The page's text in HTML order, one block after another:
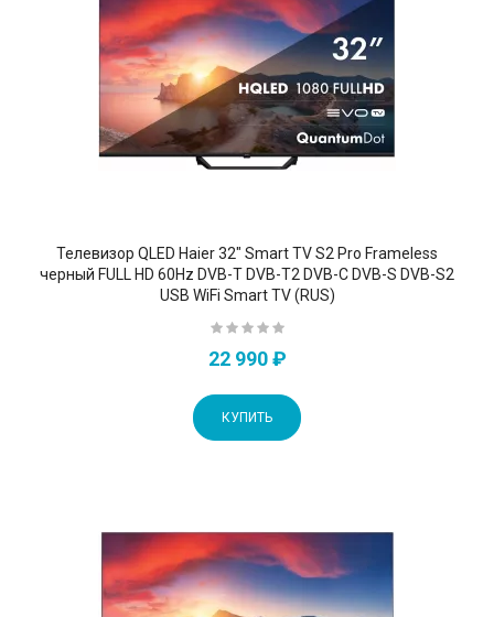
Телевизор QLED Haier 32" Smart TV S2 Pro Frameless
черный FULL HD 60Hz DVB-T DVB-T2 DVB-C DVB-S DVB-S2
USB WiFi Smart TV (RUS)
22 990 ₽
КУПИТЬ